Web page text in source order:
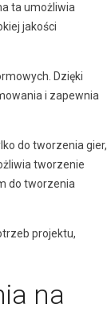
ta umożliwia
jakości
Dzięki
i zapewnia
do tworzenia gier,
tworzenie
do tworzenia
projektu,
na